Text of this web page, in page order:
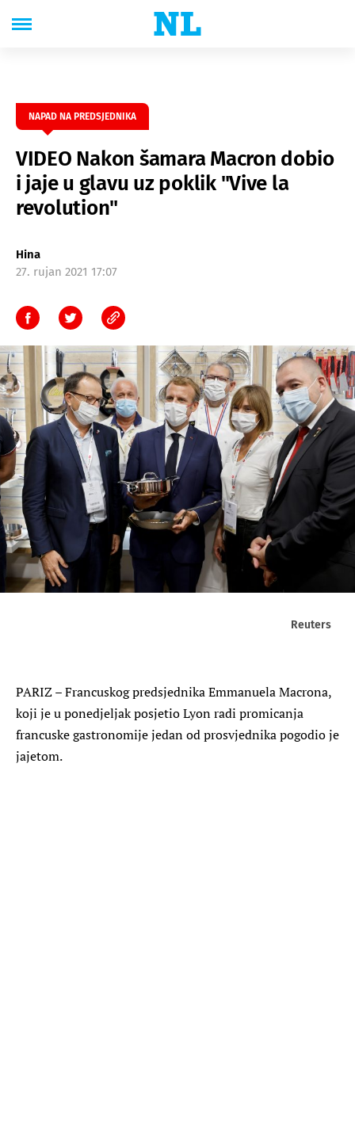
NAPAD NA PREDSJEDNIKA
VIDEO Nakon šamara Macron dobio
i jaje u glavu uz poklik "Vive la
revolution"
Hina
27. rujan 2021 17:07
Reuters
PARIZ – Francuskog predsjednika Emmanuela Macrona,
koji je u ponedjeljak posjetio Lyon radi promicanja
francuske gastronomije jedan od prosvjednika pogodio je
jajetom.